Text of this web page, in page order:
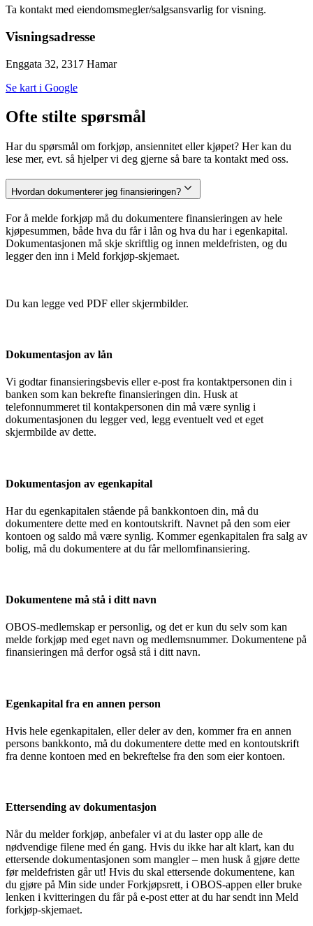
Ta kontakt med eiendomsmegler/salgsansvarlig for visning.
Visningsadresse
Enggata 32, 2317 Hamar
Se kart i Google
Ofte stilte spørsmål
Har du spørsmål om forkjøp, ansiennitet eller kjøpet? Her kan du
lese mer, evt. så hjelper vi deg gjerne så bare ta kontakt med oss.
Hvordan dokumenterer jeg finansieringen?
For å melde forkjøp må du dokumentere finansieringen av hele
kjøpesummen, både hva du får i lån og hva du har i egenkapital.
Dokumentasjonen må skje skriftlig og innen meldefristen, og du
legger den inn i Meld forkjøp-skjemaet.
Du kan legge ved PDF eller skjermbilder.
Dokumentasjon av lån
Vi godtar finansieringsbevis eller e-post fra kontaktpersonen din i
banken som kan bekrefte finansieringen din. Husk at
telefonnummeret til kontakpersonen din må være synlig i
dokumentasjonen du legger ved, legg eventuelt ved et eget
skjermbilde av dette.
Dokumentasjon av egenkapital
Har du egenkapitalen stående på bankkontoen din, må du
dokumentere dette med en kontoutskrift. Navnet på den som eier
kontoen og saldo må være synlig. Kommer egenkapitalen fra salg av
bolig, må du dokumentere at du får mellomfinansiering.
Dokumentene må stå i ditt navn
OBOS-medlemskap er personlig, og det er kun du selv som kan
melde forkjøp med eget navn og medlemsnummer. Dokumentene på
finansieringen må derfor også stå i ditt navn.
Egenkapital fra en annen person
Hvis hele egenkapitalen, eller deler av den, kommer fra en annen
persons bankkonto, må du dokumentere dette med en kontoutskrift
fra denne kontoen med en bekreftelse fra den som eier kontoen.
Ettersending av dokumentasjon
Når du melder forkjøp, anbefaler vi at du laster opp alle de
nødvendige filene med én gang. Hvis du ikke har alt klart, kan du
ettersende dokumentasjonen som mangler – men husk å gjøre dette
før meldefristen går ut! Hvis du skal ettersende dokumentene, kan
du gjøre på Min side under Forkjøpsrett, i OBOS-appen eller bruke
lenken i kvitteringen du får på e-post etter at du har sendt inn Meld
forkjøp-skjemaet.